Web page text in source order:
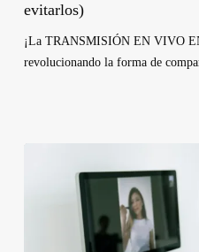
evitarlos)
¡La TRANSMISIÓN EN VIVO
revolucionando la forma de